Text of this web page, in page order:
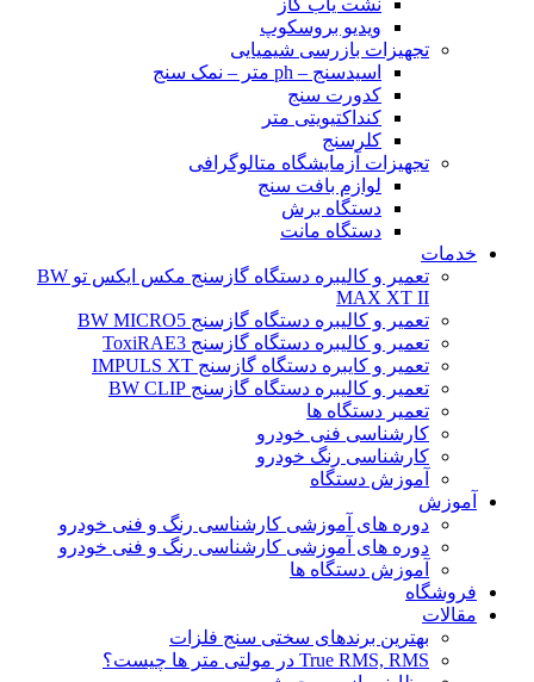
نشت یاب گاز
ویدیو بروسکوپ
تجهیزات بازرسی شیمیایی
اسیدسنج – ph متر – نمک سنج
کدورت سنج
کنداکتیویتی متر
کلرسنج
تجهیزات آزمایشگاه متالوگرافی
لوازم بافت سنج
دستگاه برش
دستگاه مانت
خدمات
تعمیر و کالیبره دستگاه گازسنج مکس ایکس تو BW
MAX XT II
تعمیر و کالیبره دستگاه گازسنج BW MICRO5
تعمیر و کالیبره دستگاه گازسنج ToxiRAE3
تعمیر و کایبره دستگاه گازسنج IMPULS XT
تعمیر و کالیبره دستگاه گازسنج BW CLIP
تعمیر دستگاه ها
کارشناسی فنی خودرو
کارشناسی رنگ خودرو
آموزش دستگاه
آموزش
دوره های آموزشی کارشناسی رنگ و فنی خودرو
دوره های آموزشی کارشناسی رنگ و فنی خودرو
آموزش دستگاه ها
فروشگاه
مقالات
بهترین برندهای سختی سنج فلزات
True RMS, RMS در مولتی متر ها چیست؟